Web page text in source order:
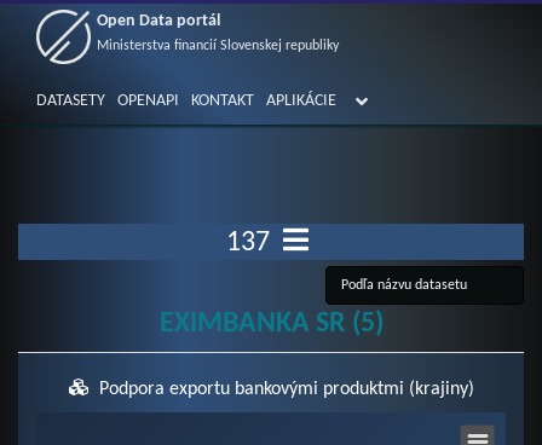
Open Data portál
Ministerstva financií Slovenskej republiky
DATASETY OPENAPI KONTAKT APLIKÁCIE
137
EXIMBANKA SR (5)
Podpora exportu bankovými produktmi (krajiny)